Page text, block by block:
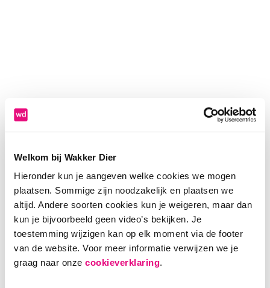
Welkom bij Wakker Dier
Hieronder kun je aangeven welke cookies we mogen
plaatsen. Sommige zijn noodzakelijk en plaatsen we
altijd. Andere soorten cookies kun je weigeren, maar dan
kun je bijvoorbeeld geen video’s bekijken. Je
toestemming wijzigen kan op elk moment via de footer
van de website. Voor meer informatie verwijzen we je
graag naar onze cookieverklaring.
Application error: a client-side exception has occurred (see the